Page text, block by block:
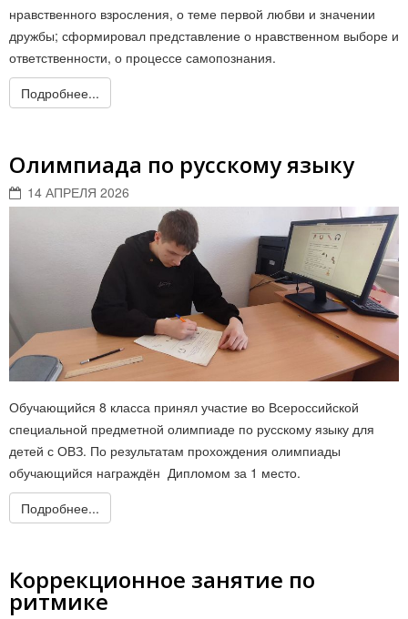
нравственного взросления, о теме первой любви и значении
дружбы; сформировал представление о нравственном выборе и
ответственности, о процессе самопознания.
Подробнее...
Олимпиада по русскому языку
14 АПРЕЛЯ 2026
Обучающийся 8 класса принял участие во Всероссийской
специальной предметной олимпиаде по русскому языку для
детей с ОВЗ. По результатам прохождения олимпиады
обучающийся награждён Дипломом за 1 место.
Подробнее...
Коррекционное занятие по
ритмике